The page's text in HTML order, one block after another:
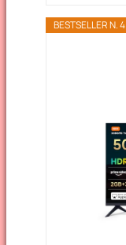
BESTSELLER N. 4